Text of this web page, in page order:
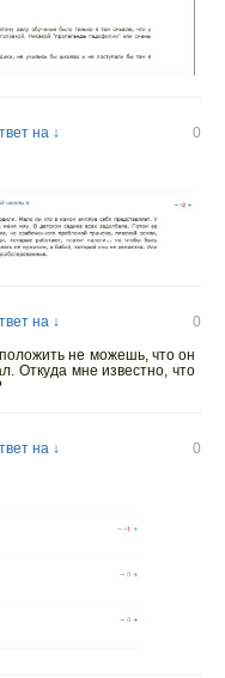
на ↓
0
на ↓
0
не можешь, что он
Откуда мне известно, что
на ↓
0